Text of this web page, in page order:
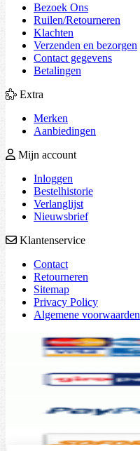
Bezoek Ons
Ruilen/Retourneren
Klachten
Verzenden en bezorgen
Contact gegevens
Betalingen
Extra
Merken
Aanbiedingen
Mijn account
Inloggen
Bestelhistorie
Verlanglijst
Nieuwsbrief
Klantenservice
Contact
Retourneren
Sitemap
Privacy Policy
Algemene voorwaarden